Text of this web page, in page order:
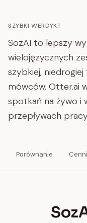
SZYBKI WERDYKT
SozAI to lepszy
wielojęzycznych
szybkiej,
mówców. Otter.ai
spotkań na żywo i
przepływach
Porównanie